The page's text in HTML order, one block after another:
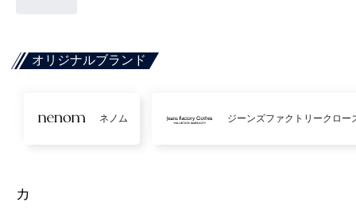
オリジナルブランド
ネノム ジーンズファクトリークロー
カ